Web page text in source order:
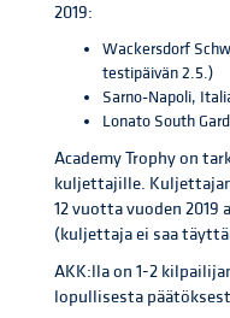
2019:
Wackersdorf
testipäivän 2.5.)
Sarno-Napoli,
Lonato South
Academy Trophy on
kuljettajille.
12 vuotta vuoden 2019
(kuljettaja ei saa
AKK:lla on 1-2
lopullisesta